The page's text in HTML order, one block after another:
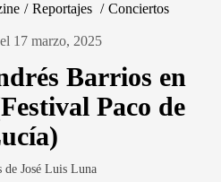
/ Reportajes / Conciertos
17 marzo, 2025
Barrios en
Paco de
de José Luis Luna